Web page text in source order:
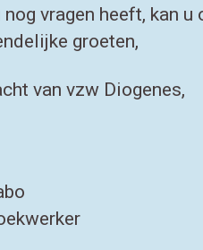
nog vragen heeft, kan
groeten,
van vzw Diogenes,